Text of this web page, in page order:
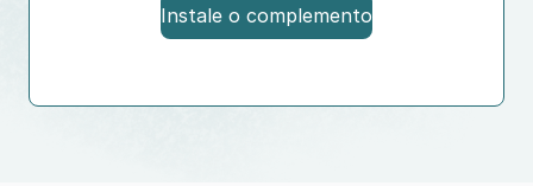
Instale o complemento